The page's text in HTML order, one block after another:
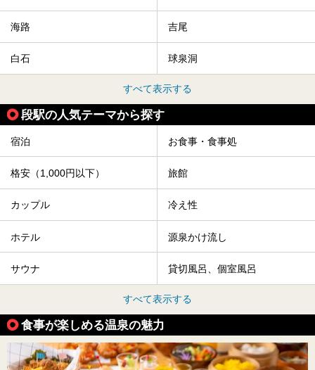
海路 吉尾
白石 球泉洞
すべて表示する
段駅の人気テーマから探す
宿泊 お食事・食事処
格安（1,000円以下） 旅館
カップル 冷え性
ホテル 源泉かけ流し
サウナ 貸切風呂、個室風呂
すべて表示する
食事が楽しめる温泉の魅力